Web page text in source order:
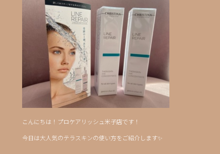
こんにちは！プロケアリッシュ米子店です！
今日は大人気のテラスキンの使い方をご紹介します✨